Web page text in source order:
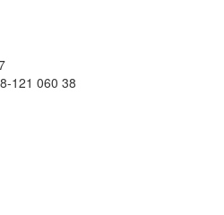
121 060 38